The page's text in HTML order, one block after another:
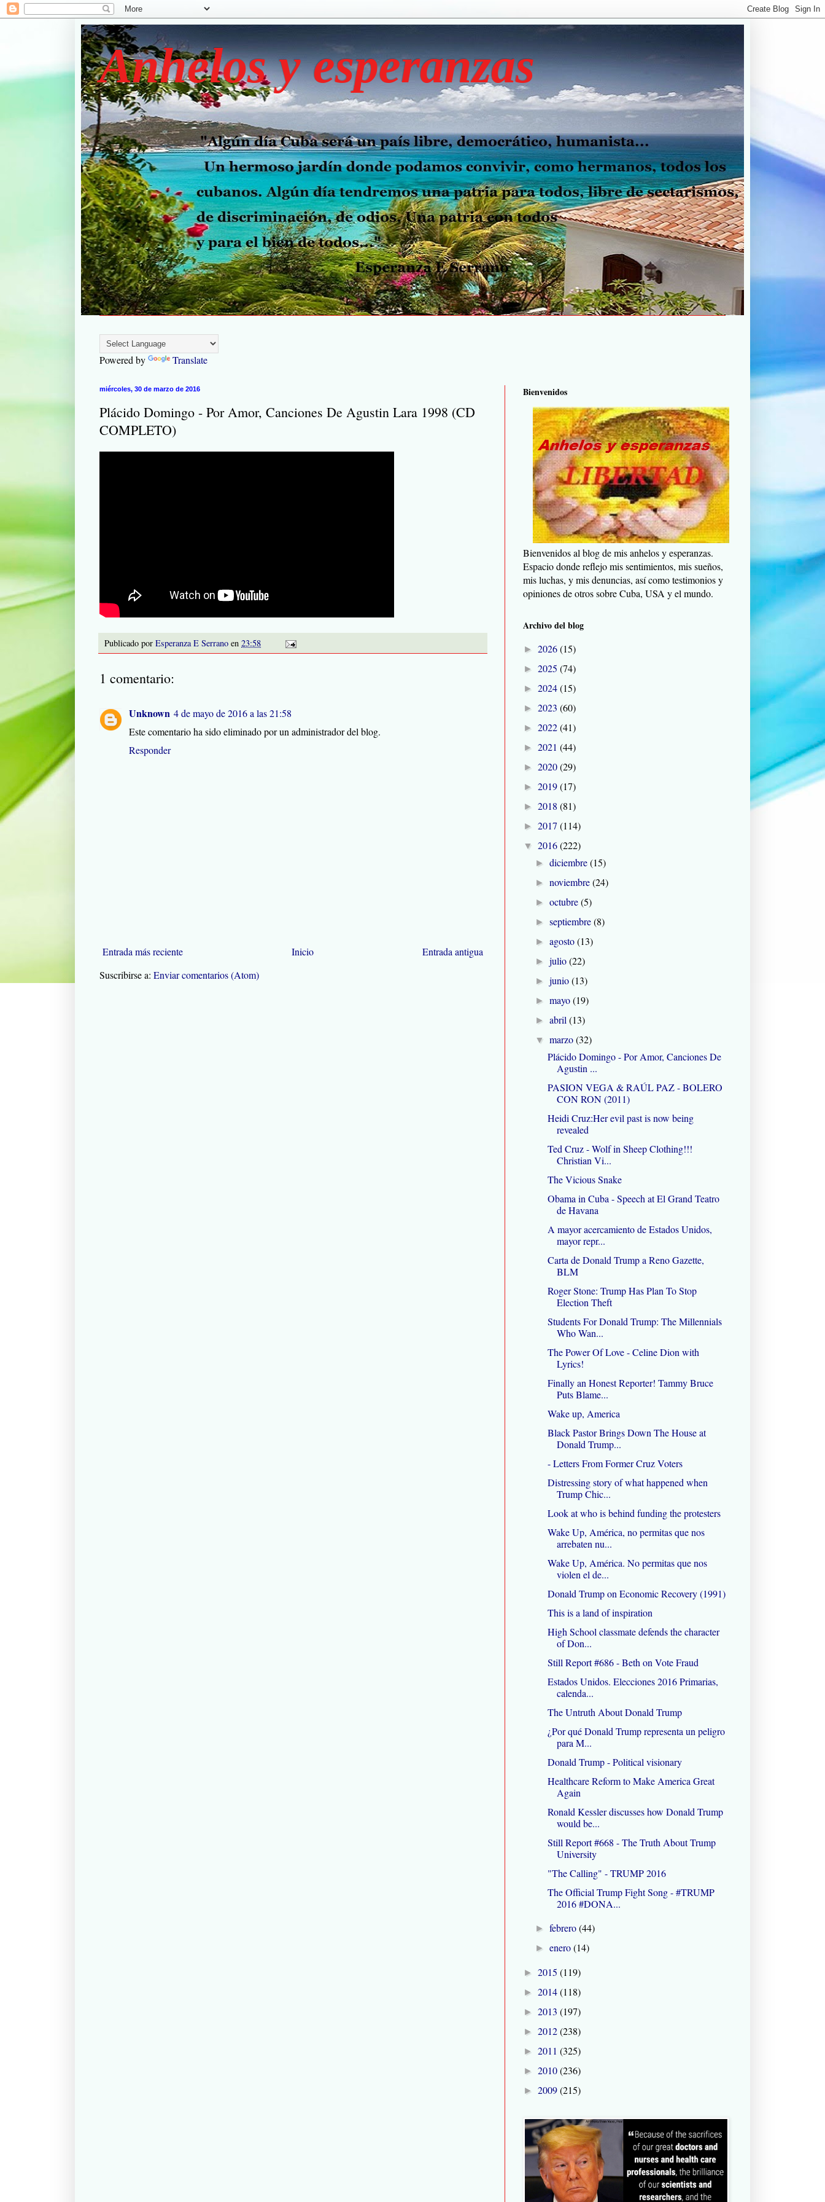
Anhelos y esperanzas
Powered by Translate
miércoles, 30 de marzo de 2016
Plácido Domingo ‎- Por Amor, Canciones De Agustin Lara 1998 (CD
COMPLETO)
Publicado por Esperanza E Serrano en 23:58
1 comentario:
Unknown 4 de mayo de 2016 a las 21:58
Este comentario ha sido eliminado por un administrador del blog.
Responder
Entrada más reciente Entrada antigua
Inicio
Suscribirse a: Enviar comentarios (Atom)
Bienvenidos
Bienvenidos al blog de mis anhelos y esperanzas.
Espacio donde reflejo mis sentimientos, mis sueños,
mis luchas, y mis denuncias, así como testimonios y
opiniones de otros sobre Cuba, USA y el mundo.
Archivo del blog
► 2026(15)
► 2025 (74)
► 2024(15)
► 2023 (60)
► 2022(41)
► 2021 (44)
► 2020(29)
► 2019(17)
► 2018 (81)
► 2017 (114)
▼ 2016(222)
►diciembre(15)
►noviembre(24)
►octubre(5)
►septiembre(8)
►agosto(13)
►julio(22)
►junio(13)
►mayo(19)
►abril(13)
▼marzo(32)
Plácido Domingo ‎- Por Amor, Canciones De
Agustin ...
PASION VEGA & RAÚL PAZ - BOLERO
CON RON (2011)
Heidi Cruz:Her evil past is now being
revealed
Ted Cruz - Wolf in Sheep Clothing!!!
Christian Vi...
The Vicious Snake
Obama in Cuba - Speech at El Grand Teatro
de Havana
A mayor acercamiento de Estados Unidos,
mayor repr...
Carta de Donald Trump a Reno Gazette,
BLM
Roger Stone: Trump Has Plan To Stop
Election Theft
Students For Donald Trump: The Millennials
Who Wan...
The Power Of Love - Celine Dion with
Lyrics!
Finally an Honest Reporter! Tammy Bruce
Puts Blame...
Wake up, America
Black Pastor Brings Down The House at
Donald Trump...
- Letters From Former Cruz Voters
Distressing story of what happened when
Trump Chic...
Look at who is behind funding the protesters
Wake Up, América, no permitas que nos
arrebaten nu...
Wake Up, América. No permitas que nos
violen el de...
Donald Trump on Economic Recovery (1991)
This is a land of inspiration
High School classmate defends the character
of Don...
Still Report #686 - Beth on Vote Fraud
Estados Unidos. Elecciones 2016 Primarias,
calenda...
The Untruth About Donald Trump
¿Por qué Donald Trump representa un peligro
para M...
Donald Trump - Political visionary
Healthcare Reform to Make America Great
Again
Ronald Kessler discusses how Donald Trump
would be...
Still Report #668 - The Truth About Trump
University
"The Calling" - TRUMP 2016
The Official Trump Fight Song - #TRUMP
2016 #DONA...
►febrero(44)
►enero(14)
► 2015 (119)
► 2014(118)
► 2013 (197)
► 2012(238)
► 2011 (325)
► 2010(236)
► 2009(215)